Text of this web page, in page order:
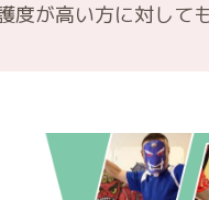
度が高い方に対しても